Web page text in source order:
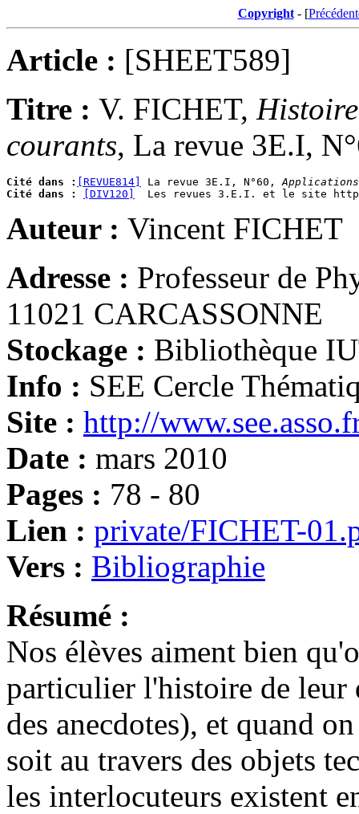
Copyright- [
Article : [SHEET589]
Titre : V. FICHET,
courants, La revue 3E.I,
Cité dans : [REVUE814] La revue 3E.I, N°60,
Cité dans :
[DIV120]
Auteur : Vincent FICHET
Adresse : Professeur de
11021 CARCASSONNE
Stockage : Bibliothèque
Info : SEE Cercle
Site : http://
Date : mars 2010
Pages : 78 - 80
Lien : private/FICHET-
Vers : Bibliographie
Résumé :
Nos élèves aiment bien
particulier l'histoire de
des anecdotes), et quand
soit au travers des objets
les interlocuteurs existent